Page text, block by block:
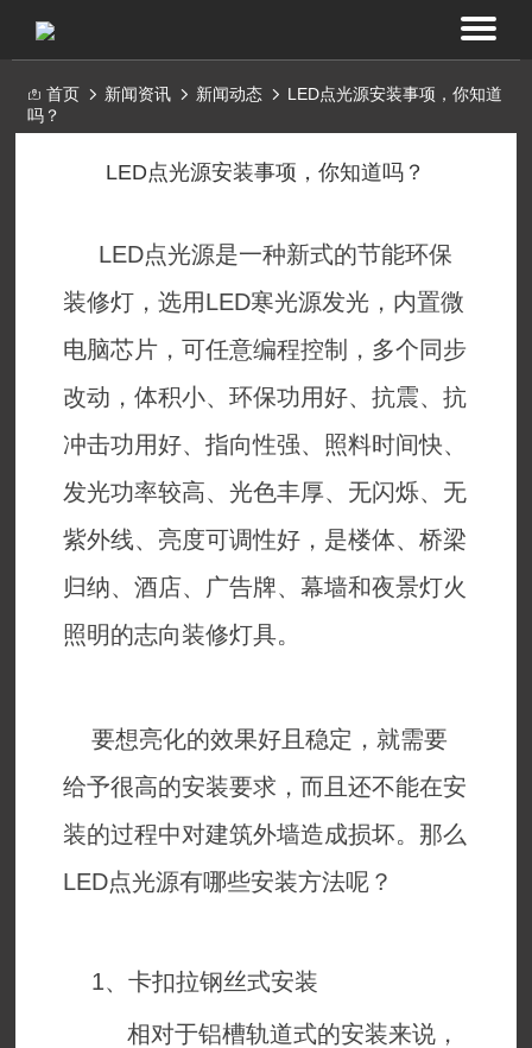
首页 新闻资讯 新闻动态
LED点光源安装事项，你知道
吗？
LED点光源安装事项，你知道吗？
LED点光源是一种新式的节能环保
装修灯，选用LED寒光源发光，内置微
电脑芯片，可任意编程控制，多个同步
改动，体积小、环保功用好、抗震、抗
冲击功用好、指向性强、照料时间快、
发光功率较高、光色丰厚、无闪烁、无
紫外线、亮度可调性好，是楼体、桥梁
归纳、酒店、广告牌、幕墙和夜景灯火
照明的志向装修灯具。
要想亮化的效果好且稳定，就需要
给予很高的安装要求，而且还不能在安
装的过程中对建筑外墙造成损坏。那么
LED点光源有哪些安装方法呢？
1、卡扣拉钢丝式安装
相对于铝槽轨道式的安装来说，